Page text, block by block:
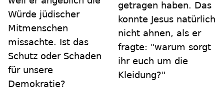
Würde jüdischer
Mitmenschen
missachte. Ist das
Schutz oder Schaden
für unsere
Demokratie?
getragen haben. Das
konnte Jesus natürlich
nicht ahnen, als er
fragte: "warum sorgt
ihr euch um die
Kleidung?"